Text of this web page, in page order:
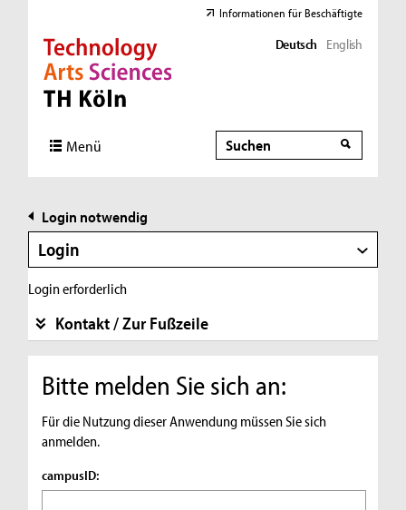
Direkt zur Hauptnavigation
Direkt zur Subnavigation
Direkt zum Inhalt
Direkt zum Fußbereich
Informationen für Beschäftigte
Deutsch English
Menü Suche
Suche
Login notwendig
Login
Login erforderlich
Kontakt / Zur Fußzeile
Bitte melden Sie sich an:
Für die Nutzung dieser Anwendung müssen Sie sich
anmelden.
campusID: